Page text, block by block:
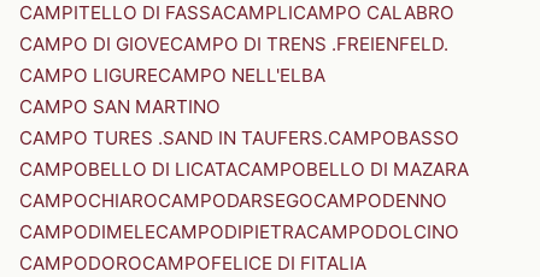
CAMPITELLO DI FASSACAMPLICAMPO CALABRO
CAMPO DI GIOVECAMPO DI TRENS .FREIENFELD.
CAMPO LIGURECAMPO NELL'ELBA
CAMPO SAN MARTINO
CAMPO TURES .SAND IN TAUFERS.CAMPOBASSO
CAMPOBELLO DI LICATACAMPOBELLO DI MAZARA
CAMPOCHIAROCAMPODARSEGOCAMPODENNO
CAMPODIMELECAMPODIPIETRACAMPODOLCINO
CAMPODOROCAMPOFELICE DI FITALIA